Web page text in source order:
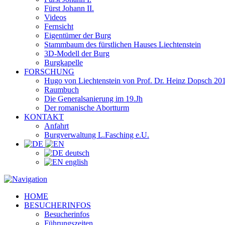
Fürst Johann II.
Videos
Fernsicht
Eigentümer der Burg
Stammbaum des fürstlichen Hauses Liechtenstein
3D-Modell der Burg
Burgkapelle
FORSCHUNG
Hugo von Liechtenstein von Prof. Dr. Heinz Dopsch
Raumbuch
Die Generalsanierung im 19.Jh
Der romanische Abortturm
KONTAKT
Anfahrt
Burgverwaltung L.Fasching e.U.
deutsch
english
HOME
BESUCHERINFOS
Besucherinfos
Führungszeiten